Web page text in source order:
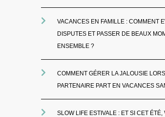
VACANCES EN FAMILLE : COMMENT
DISPUTES ET PASSER DE BEAUX
ENSEMBLE ?
COMMENT GÉRER LA JALOUSIE
PARTENAIRE PART EN VACANCES
SLOW LIFE ESTIVALE : ET SI CET ÉTÉ,